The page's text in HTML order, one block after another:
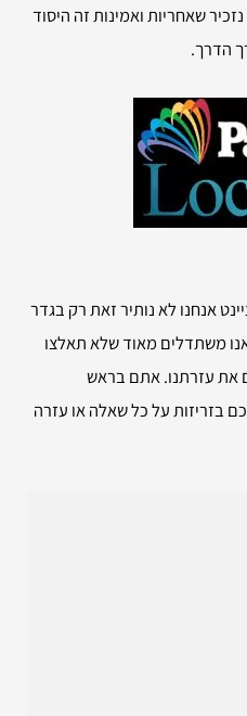
שאחריות ואמינות זה היסוד
הדרך.
אנחנו לא נותיר זאת רק בגדר
משתדלים מאוד שלא תאלצו
את עזרתנו. אתם בראש
בזריזות על כל שאלה או עזרה